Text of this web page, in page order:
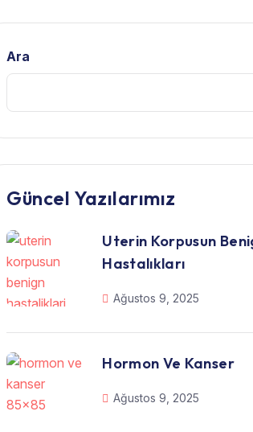
Ara
Güncel Yazılarımız
Uterin Korpusun
Hastalıkları
Ağustos 9, 2025
Hormon Ve Kanser
Ağustos 9, 2025